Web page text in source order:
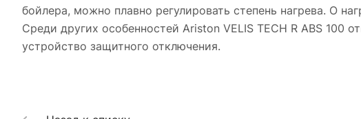
бойлера, можно плавно регулировать степень нагрева. О
Среди других особенностей Ariston VELIS TECH R ABS 100
устройство защитного отключения.